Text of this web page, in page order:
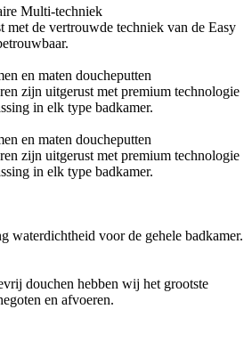
Multi-techniek
met de vertrouwde techniek van de Easy
en maten doucheputten
zijn uitgerust met premium technologie
in elk type badkamer.
en maten doucheputten
zijn uitgerust met premium technologie
in elk type badkamer.
waterdichtheid voor de gehele badkamer.
douchen hebben wij het grootste
en afvoeren.